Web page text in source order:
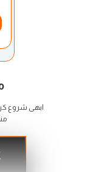
ابھی شروع